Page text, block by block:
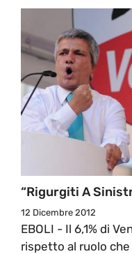
“Rigurgiti A
12 Dicembre 2012
EBOLI - Il 6,1% di
rispetto al ruolo